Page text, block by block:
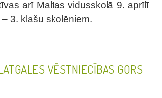
arī Maltas vidusskolā 9. aprīlī
3. klašu skolēniem.
VĒSTNIECĪBAS GORS